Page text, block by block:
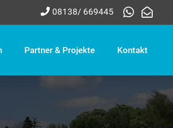
08138/ 669445
Partner & Projekte Kontakt